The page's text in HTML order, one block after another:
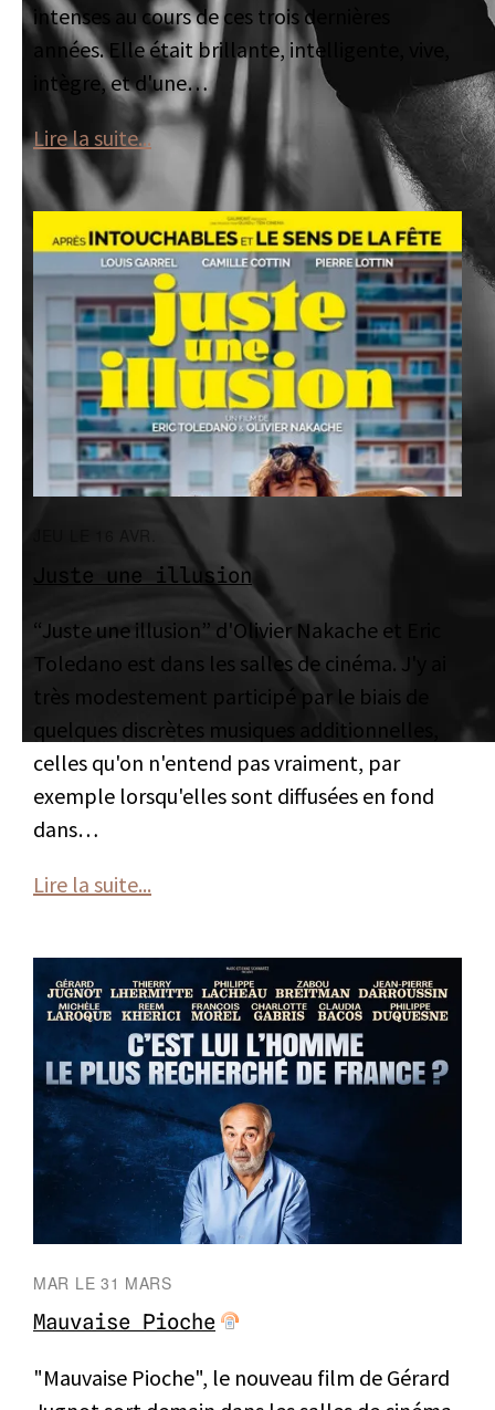
intenses au cours de ces trois dernières
années. Elle était brillante, intelligente, vive,
intègre, et d'une…
Lire la suite...
JEU LE 16 AVR.
Juste une illusion
“Juste une illusion” d'Olivier Nakache et Eric
Toledano est dans les salles de cinéma. J'y ai
très modestement participé par le biais de
quelques discrètes musiques additionnelles,
celles qu'on n'entend pas vraiment, par
exemple lorsqu'elles sont diffusées en fond
dans…
Lire la suite...
MAR LE 31 MARS
Mauvaise Pioche
"Mauvaise Pioche", le nouveau film de Gérard